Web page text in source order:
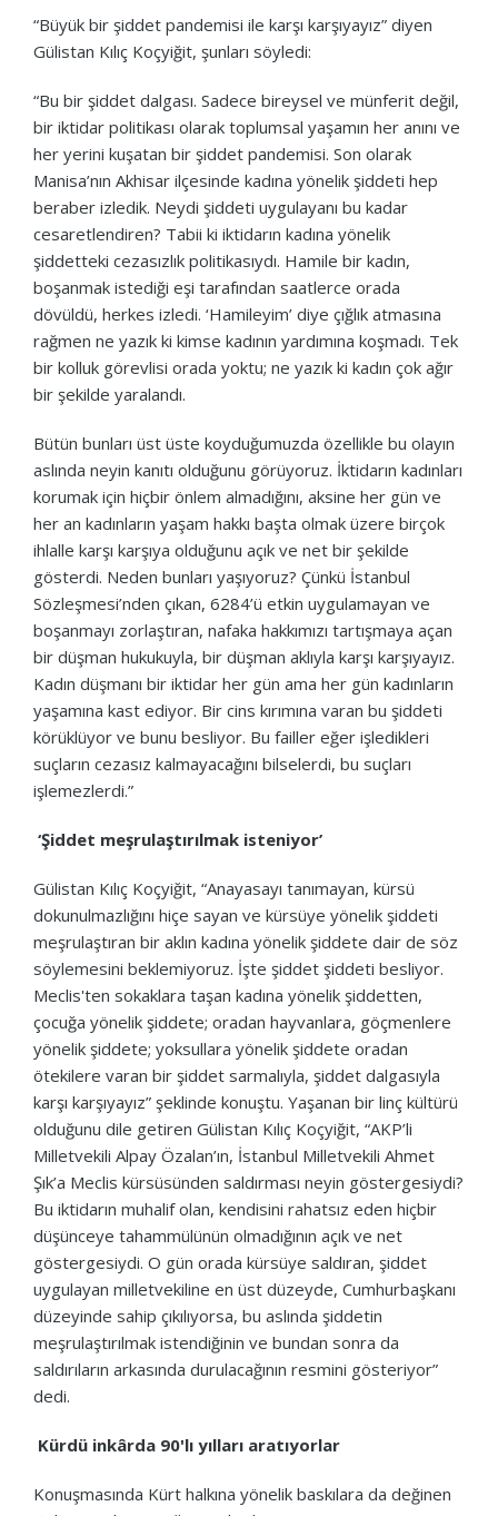
“Büyük bir şiddet pandemisi ile karşı karşıyayız” diyen
Gülistan Kılıç Koçyiğit, şunları söyledi:
“Bu bir şiddet dalgası. Sadece bireysel ve münferit değil,
bir iktidar politikası olarak toplumsal yaşamın her anını ve
her yerini kuşatan bir şiddet pandemisi. Son olarak
Manisa’nın Akhisar ilçesinde kadına yönelik şiddeti hep
beraber izledik. Neydi şiddeti uygulayanı bu kadar
cesaretlendiren? Tabii ki iktidarın kadına yönelik
şiddetteki cezasızlık politikasıydı. Hamile bir kadın,
boşanmak istediği eşi tarafından saatlerce orada
dövüldü, herkes izledi. ‘Hamileyim’ diye çığlık atmasına
rağmen ne yazık ki kimse kadının yardımına koşmadı. Tek
bir kolluk görevlisi orada yoktu; ne yazık ki kadın çok ağır
bir şekilde yaralandı.
Bütün bunları üst üste koyduğumuzda özellikle bu olayın
aslında neyin kanıtı olduğunu görüyoruz. İktidarın kadınları
korumak için hiçbir önlem almadığını, aksine her gün ve
her an kadınların yaşam hakkı başta olmak üzere birçok
ihlalle karşı karşıya olduğunu açık ve net bir şekilde
gösterdi. Neden bunları yaşıyoruz? Çünkü İstanbul
Sözleşmesi’nden çıkan, 6284’ü etkin uygulamayan ve
boşanmayı zorlaştıran, nafaka hakkımızı tartışmaya açan
bir düşman hukukuyla, bir düşman aklıyla karşı karşıyayız.
Kadın düşmanı bir iktidar her gün ama her gün kadınların
yaşamına kast ediyor. Bir cins kırımına varan bu şiddeti
körüklüyor ve bunu besliyor. Bu failler eğer işledikleri
suçların cezasız kalmayacağını bilselerdi, bu suçları
işlemezlerdi.”
‘Şiddet meşrulaştırılmak isteniyor’
Gülistan Kılıç Koçyiğit, “Anayasayı tanımayan, kürsü
dokunulmazlığını hiçe sayan ve kürsüye yönelik şiddeti
meşrulaştıran bir aklın kadına yönelik şiddete dair de söz
söylemesini beklemiyoruz. İşte şiddet şiddeti besliyor.
Meclis'ten sokaklara taşan kadına yönelik şiddetten,
çocuğa yönelik şiddete; oradan hayvanlara, göçmenlere
yönelik şiddete; yoksullara yönelik şiddete oradan
ötekilere varan bir şiddet sarmalıyla, şiddet dalgasıyla
karşı karşıyayız” şeklinde konuştu. Yaşanan bir linç kültürü
olduğunu dile getiren Gülistan Kılıç Koçyiğit, “AKP’li
Milletvekili Alpay Özalan’ın, İstanbul Milletvekili Ahmet
Şık’a Meclis kürsüsünden saldırması neyin göstergesiydi?
Bu iktidarın muhalif olan, kendisini rahatsız eden hiçbir
düşünceye tahammülünün olmadığının açık ve net
göstergesiydi. O gün orada kürsüye saldıran, şiddet
uygulayan milletvekiline en üst düzeyde, Cumhurbaşkanı
düzeyinde sahip çıkılıyorsa, bu aslında şiddetin
meşrulaştırılmak istendiğinin ve bundan sonra da
saldırıların arkasında durulacağının resmini gösteriyor”
dedi.
Kürdü inkârda 90'lı yılları aratıyorlar
Konuşmasında Kürt halkına yönelik baskılara da değinen